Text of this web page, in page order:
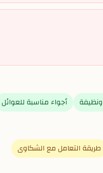
أجواء مناسبة للعوائل
طريقة التعامل مع الشكاوى